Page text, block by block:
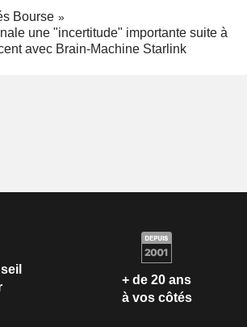
Bourse
une "incertitude" importante suite à
avec Brain-Machine Starlink
+ de 20 ans
à vos côtés